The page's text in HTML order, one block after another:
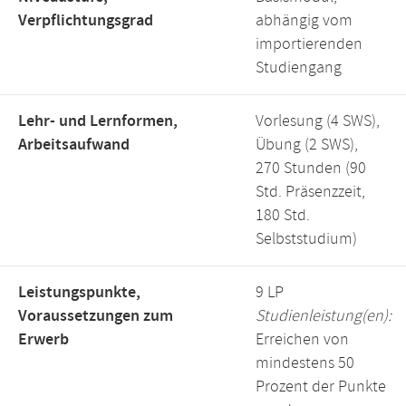
Verpflichtungsgrad
abhängig vom
importierenden
Studiengang
Lehr- und Lernformen,
Arbeitsaufwand
Vorlesung (4 SWS),
Übung (2 SWS),
270 Stunden (90
Std. Präsenzzeit,
180 Std.
Selbststudium)
Leistungspunkte,
Voraussetzungen zum
Erwerb
9 LP
Studienleistung(en):
Erreichen von
mindestens 50
Prozent der Punkte